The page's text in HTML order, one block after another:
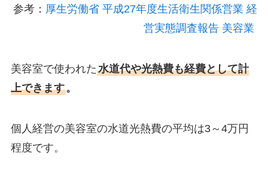
参考： 厚生労働省 平成27年度生活衛生関係営業 経
営実態調査報告 美容業
美容室で使われた水道代や光熱費も経費として計
上できます。
個人経営の美容室の水道光熱費の平均は3～4万円
程度です。